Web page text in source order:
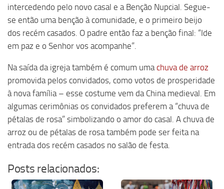
intercedendo pelo novo casal e a Benção Nupcial. Segue-
se então uma benção à comunidade, e o primeiro beijo
dos recém casados. O padre então faz a benção final: “Ide
em paz e o Senhor vos acompanhe”.
Na saída da igreja também é comum uma chuva de arroz
promovida pelos convidados, como votos de prosperidade
à nova família – esse costume vem da China medieval. Em
algumas cerimônias os convidados preferem a “chuva de
pétalas de rosa” simbolizando o amor do casal. A chuva de
arroz ou de pétalas de rosa também pode ser feita na
entrada dos recém casados no salão de festa.
Posts relacionados: